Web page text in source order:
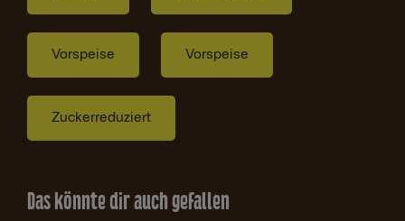
Vorspeise Vorspeise
Zuckerreduziert
Das könnte dir auch gefallen